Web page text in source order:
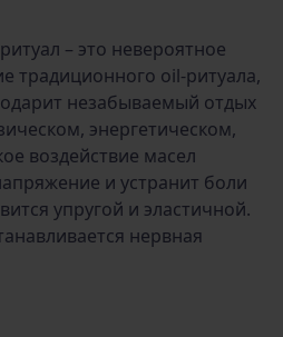
– это невероятное
традиционного oil-ритуала,
незабываемый отдых
энергетическом,
воздействие масел
и устранит боли
упругой и эластичной.
нервная